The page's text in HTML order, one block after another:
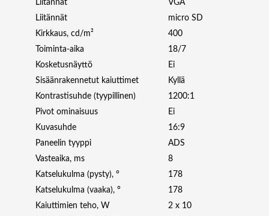
Liitännät
VGA
Liitännät
micro SD
Kirkkaus, cd/m²
400
Toiminta-aika
18/7
Kosketusnäyttö
Ei
Sisäänrakennetut kaiuttimet
Kyllä
Kontrastisuhde (tyypillinen)
1200:1
Pivot ominaisuus
Ei
Kuvasuhde
16:9
Paneelin tyyppi
ADS
Vasteaika, ms
8
Katselukulma (pysty), °
178
Katselukulma (vaaka), °
178
Kaiuttimien teho, W
2 x 10